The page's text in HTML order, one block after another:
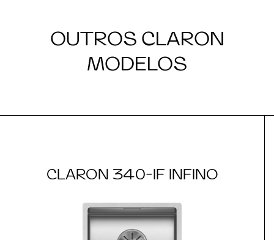
OUTROS CLARON
MODELOS
CLARON 340-IF INFINO